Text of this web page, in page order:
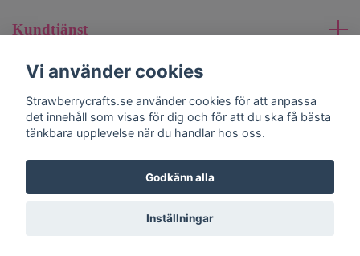
Kundtjänst
Läs mer
Sociala medier
© 2026 strawberrycrafts.se
Vi använder cookies
Strawberrycrafts.se använder cookies för att anpassa
det innehåll som visas för dig och för att du ska få bästa
tänkbara upplevelse när du handlar hos oss.
Godkänn alla
Inställningar